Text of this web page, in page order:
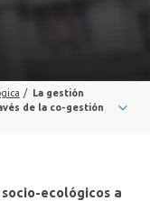
/ La gestión
de la co-gestión
ecológicos a